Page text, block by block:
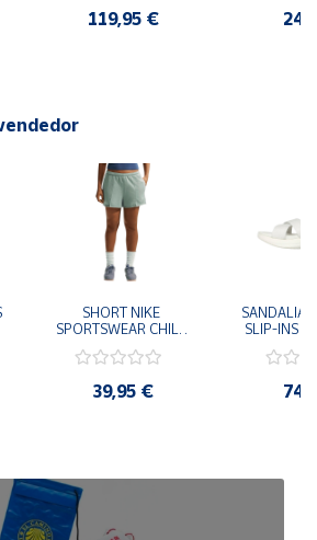
HOMBRE
119,95 €
SHORT NIKE
SPORTSWEAR CHILL
006 PANTALONES
39,95 €
SANDALIAS
SLIP-INS